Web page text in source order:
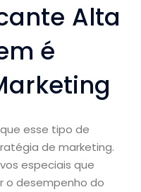
Alta
é
esse tipo de
de marketing.
especiais que
o desempenho do